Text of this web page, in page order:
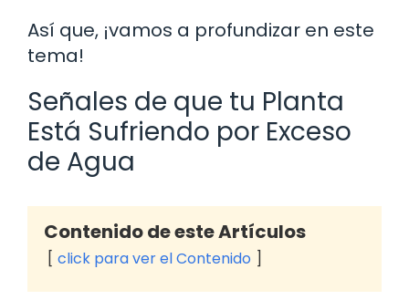
Así que, ¡vamos a profundizar en este
tema!
Señales de que tu Planta
Está Sufriendo por Exceso
de Agua
Contenido de este Artículos
click para ver el Contenido